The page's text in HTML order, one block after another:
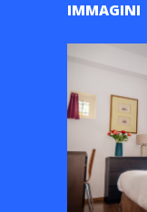
IMMAGINI